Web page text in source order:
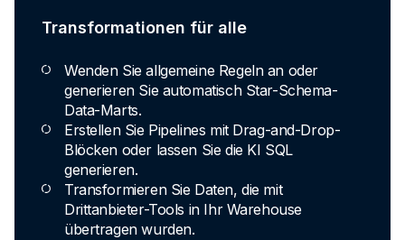
Transformationen für alle
Wenden Sie allgemeine Regeln an oder
generieren Sie automatisch Star-Schema-
Data-Marts.
Erstellen Sie Pipelines mit Drag-and-Drop-
Blöcken oder lassen Sie die KI SQL
generieren.
Transformieren Sie Daten, die mit
Drittanbieter-Tools in Ihr Warehouse
übertragen wurden.